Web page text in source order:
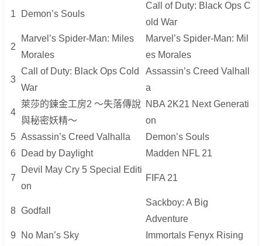
1 Demon’s Souls
Call of Duty: Black Ops C
old War
2
Marvel’s Spider-Man: Miles
Morales
Marvel’s Spider-Man: Mil
es Morales
3
Call of Duty: Black Ops Cold
War
Assassin’s Creed Valhall
a
4
萊莎的鍊金工房2 ～失落傳說
與秘密妖精～
NBA 2K21 Next Generati
on
5 Assassin’s Creed Valhalla
Demon’s Souls
6
Dead by Daylight Madden NFL 21
7
Devil May Cry 5 Special Editi
on
FIFA 21
8 Godfall
Sackboy: A Big
Adventure
9
No Man’s Sky
Immortals Fenyx Rising